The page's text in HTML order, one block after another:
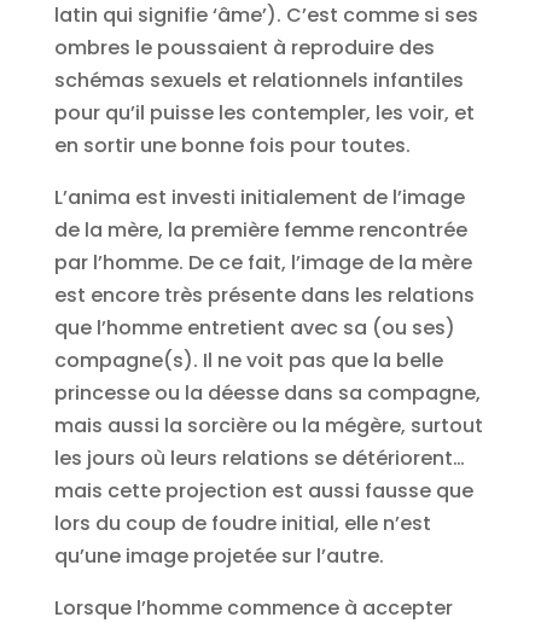
latin qui signifie ‘âme’). C’est comme si ses
ombres le poussaient à reproduire des
schémas sexuels et relationnels infantiles
pour qu’il puisse les contempler, les voir, et
en sortir une bonne fois pour toutes.
L’anima est investi initialement de l’image
de la mère, la première femme rencontrée
par l’homme. De ce fait, l’image de la mère
est encore très présente dans les relations
que l’homme entretient avec sa (ou ses)
compagne(s). Il ne voit pas que la belle
princesse ou la déesse dans sa compagne,
mais aussi la sorcière ou la mégère, surtout
les jours où leurs relations se détériorent…
mais cette projection est aussi fausse que
lors du coup de foudre initial, elle n’est
qu’une image projetée sur l’autre.
Lorsque l’homme commence à accepter